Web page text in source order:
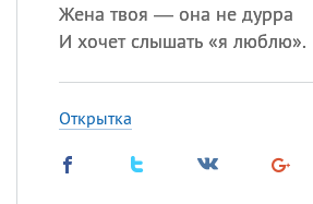
Жена твоя — она не дурра
И хочет слышать «я люблю».
Открытка